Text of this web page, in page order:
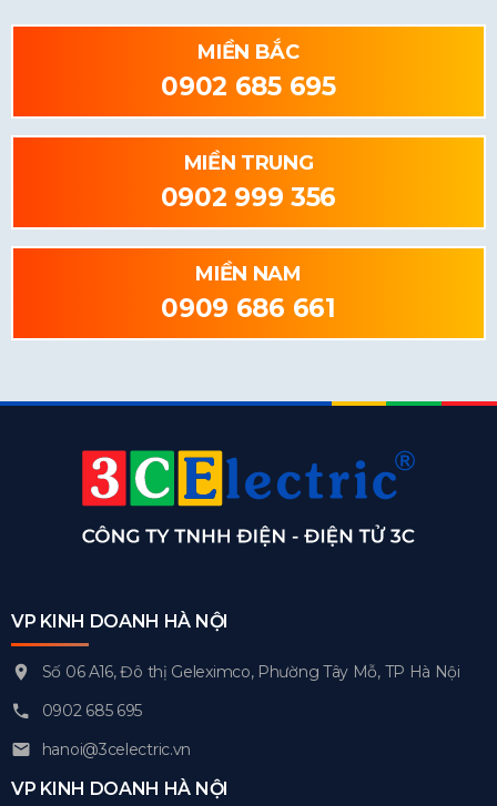
MIỀN BẮC
0902 685 695
MIỀN TRUNG
0902 999 356
MIỀN NAM
0909 686 661
VP KINH DOANH HÀ NỘI
Số 06 A16, Đô thị Geleximco, Phường Tây Mỗ, TP Hà Nội
0902 685 695
hanoi@3celectric.vn
VP KINH DOANH HÀ NỘI